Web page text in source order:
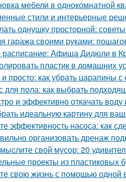
мебели в однокомнатной
стили и интерьерные
однушку просторной:
гаража своими руками:
Афиша Дидюли в
пластик в домашних
просто: как убрать царапины
для пола: как выбрать
и эффективно откачать
идеальную картину для
эффективность насоса: как
организовать дренаж
свой мусор: 20
проекты из
свою жизнь с помощью одной